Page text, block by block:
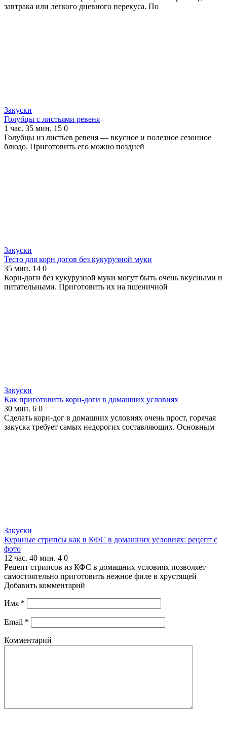
завтрака или легкого дневного перекуса. По
Закуски
Голубцы с листьями ревеня
1 час. 35 мин. 15 0
Голубцы из листьев ревеня — вкусное и полезное сезонное
блюдо. Приготовить его можно поздней
Закуски
Тесто для корн догов без кукурузной муки
35 мин. 14 0
Корн-доги без кукурузной муки могут быть очень вкусными и
питательными. Приготовить их на пшеничной
Закуски
Как приготовить корн-доги в домашних условиях
30 мин. 6 0
Сделать корн-дог в домашних условиях очень прост, горячая
закуска требует самых недорогих составляющих. Основным
Закуски
Куриные стрипсы как в КФС в домашних условиях: рецепт с
фото
12 час. 40 мин. 4 0
Рецепт стрипсов из КФС в домашних условиях позволяет
самостоятельно приготовить нежное филе в хрустящей
Добавить комментарий
Имя *
Email *
Комментарий